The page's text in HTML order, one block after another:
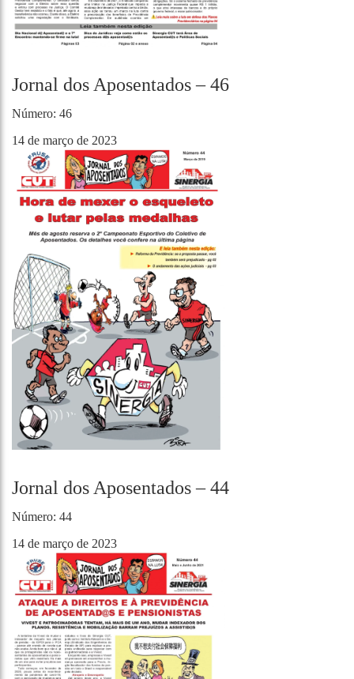
Jornal dos Aposentados – 46
Número: 46
14 de março de 2023
Jornal dos Aposentados – 44
Número: 44
14 de março de 2023